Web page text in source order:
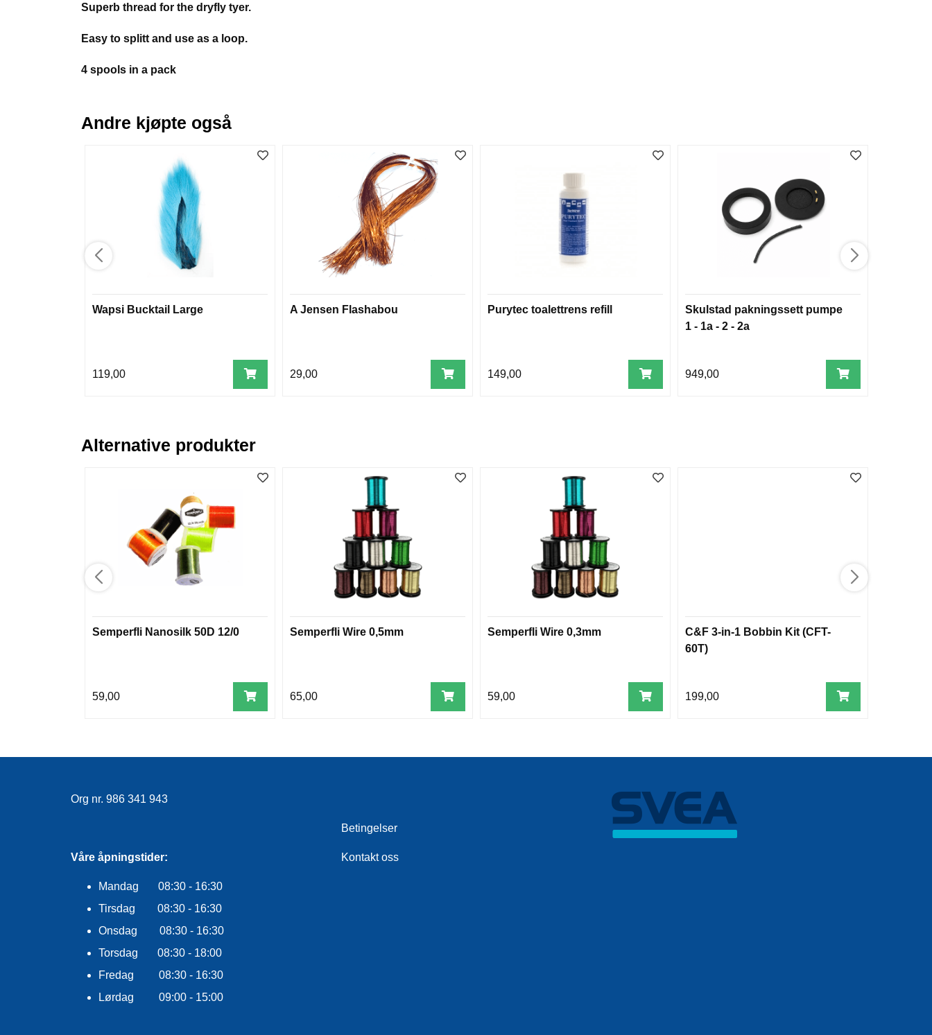
Superb thread for the dryfly tyer.
Easy to splitt and use as a loop.
4 spools in a pack
Andre kjøpte også
Wapsi Bucktail Large
119,00
A Jensen Flashabou
29,00
Purytec toalettrens refill
149,00
Skulstad pakningssett pumpe
1 - 1a - 2 - 2a
949,00
Alternative produkter
Semperfli Nanosilk 50D 12/0
59,00
Semperfli Wire 0,5mm
65,00
Semperfli Wire 0,3mm
59,00
C&F 3-in-1 Bobbin Kit (CFT-
60T)
199,00
Org nr. 986 341 943
Våre åpningstider:
Mandag 08:30 - 16:30
Tirsdag 08:30 - 16:30
Onsdag 08:30 - 16:30
Torsdag 08:30 - 18:00
Fredag 08:30 - 16:30
Lørdag 09:00 - 15:00
Betingelser
Kontakt oss